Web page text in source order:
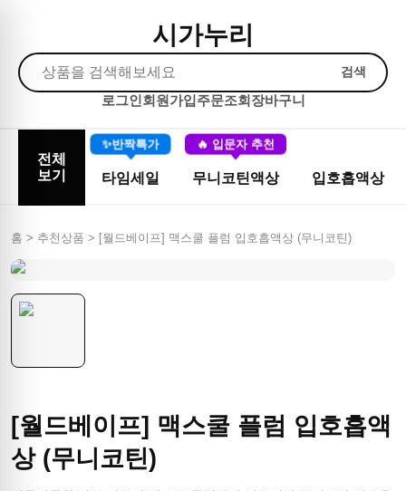
시가누리
검색
로그인회원가입주문조회장바구니
전체
보기
✨반짝특가
타임세일
🔥 입문자 추천
무니코틴액상 입호흡액상
홈 > 추천상품 > [월드베이프] 맥스쿨 플럼 입호흡액상 (무니코틴)
[월드베이프] 맥스쿨 플럼 입호흡액
상 (무니코틴)